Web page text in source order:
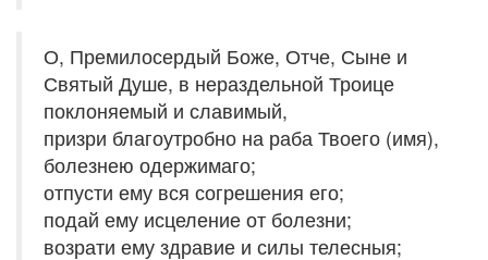
О, Премилосердый Боже, Отче, Сыне и
Святый Душе, в нераздельной Троице
поклоняемый и славимый,
призри благоутробно на раба Твоего (имя),
болезнею одержимаго;
отпусти ему вся согрешения его;
подай ему исцеление от болезни;
возрати ему здравие и силы телесныя;